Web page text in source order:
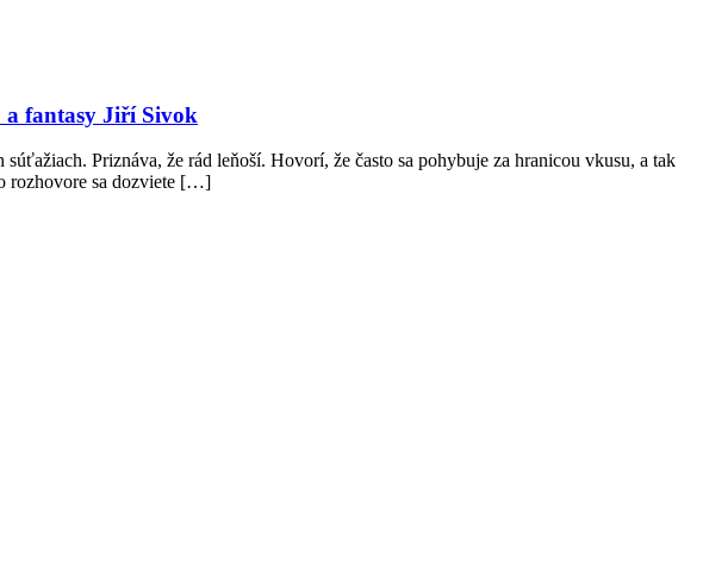
a fantasy Jiří Sivok
Priznáva, že rád leňoší. Hovorí, že často sa pohybuje za hranicou vkusu, a tak
rozhovore sa dozviete […]